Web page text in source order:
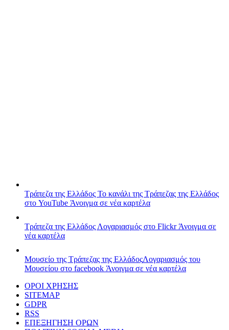
Τράπεζα της Ελλάδος Το κανάλι της Τράπεζας της Ελλάδος
στο YouTube Άνοιγμα σε νέα καρτέλα
Τράπεζα της Ελλάδος Λογαριασμός στο FlickrΆνοιγμα σε
νέα καρτέλα
Μουσείο της Τράπεζας της ΕλλάδοςΛογαριασμός του
Μουσείου στο facebook Άνοιγμα σε νέα καρτέλα
ΟΡΟΙ ΧΡΗΣΗΣ
SITEMAP
GDPR
RSS
ΕΠΕΞΗΓΗΣΗ ΟΡΩΝ